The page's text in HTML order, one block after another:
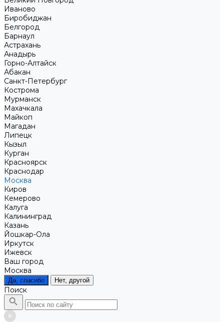
Иваново
Биробиджан
Белгород
Барнаул
Астрахань
Анадырь
Горно-Алтайск
Абакан
Санкт-Петербург
Кострома
Мурманск
Махачкала
Майкоп
Магадан
Липецк
Кызыл
Курган
Красноярск
Краснодар
Москва
Киров
Кемерово
Калуга
Калининград
Казань
Йошкар-Ола
Иркутск
Ижевск
Ваш город
Москва
Да, спасибо Нет, другой
Поиск